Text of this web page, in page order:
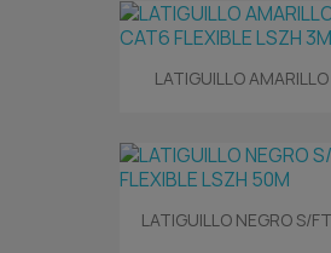
LATIGUILLO AMARILLO
LATIGUILLO NEGRO S/